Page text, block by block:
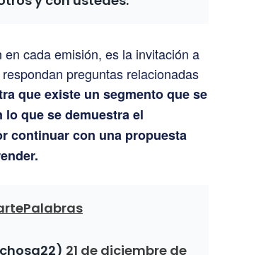
cada emisión, es la invitación a
preguntas relacionadas
que existe un segmento que se
que se demuestra el
continuar con una propuesta
21 de diciembre de